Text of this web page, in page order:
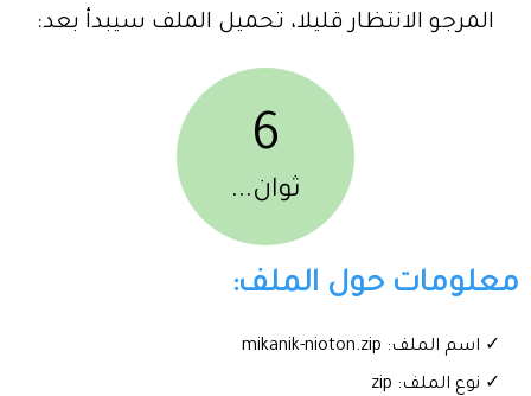
المرجو الانتظار قليلا، تحميل الملف سيبدأ بعد:
6
ثوان...
معلومات حول الملف:
✓ اسم الملف: mikanik-nioton.zip
✓ نوع الملف: zip